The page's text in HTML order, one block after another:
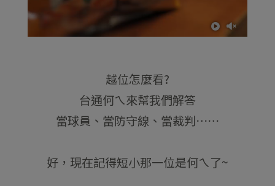
越位怎麼看?
台通何ㄟ來幫我們解答
當球員、當防守線、當裁判⋯⋯
好，現在記得短小那一位是何ㄟ了~